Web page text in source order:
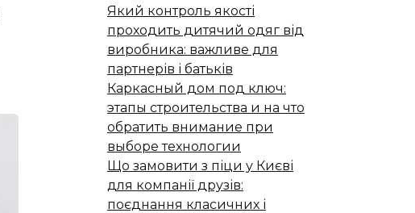
Який контроль якості
проходить дитячий одяг від
виробника: важливе для
партнерів і батьків
Каркасный дом под ключ:
этапы строительства и на что
обратить внимание при
выборе технологии
Що замовити з піци у Києві
для компанії друзів:
поєднання класичних і